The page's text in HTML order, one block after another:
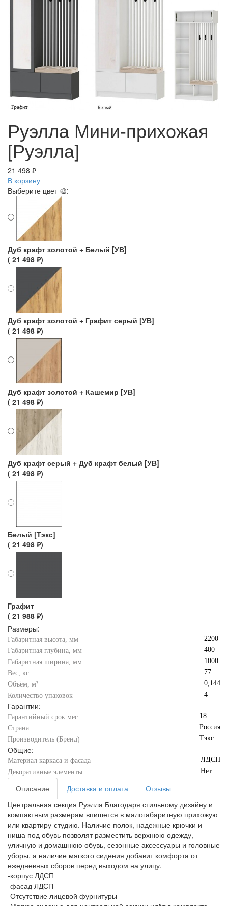
Руэлла Мини-прихожая
[Руэлла]
21 498 ₽
В корзину
Выберите цвет 🎨:
Дуб крафт золотой + Белый [УВ]
( 21 498 ₽)
Дуб крафт золотой + Графит серый [УВ]
( 21 498 ₽)
Дуб крафт золотой + Кашемир [УВ]
( 21 498 ₽)
Дуб крафт серый + Дуб крафт белый [УВ]
( 21 498 ₽)
Белый [Тэкс]
( 21 498 ₽)
Графит
( 21 988 ₽)
Размеры:
Габаритная высота, мм
2200
Габаритная глубина, мм
400
Габаритная ширина, мм
1000
Вес, кг
77
Объём, м³
0,144
Количество упаковок
4
Гарантии:
Гарантийный срок мес.
18
Страна
Россия
Производитель (Бренд)
Тэкс
Общие:
Материал каркаса и фасада
ЛДСП
Декоративные элементы
Нет
Описание Доставка и оплата
Отзывы
Центральная секция Руэлла Благодаря стильному дизайну и
компактным размерам впишется в малогабаритную прихожую
или квартиру-студию. Наличие полок, надежные крючки и
ниша под обувь позволят разместить верхнюю одежду,
уличную и домашнюю обувь, сезонные аксессуары и головные
уборы, а наличие мягкого сидения добавит комфорта от
ежедневных сборов перед выходом на улицу.
-корпус ЛДСП
-фасад ЛДСП
-Отсутствие лицевой фурнитуры